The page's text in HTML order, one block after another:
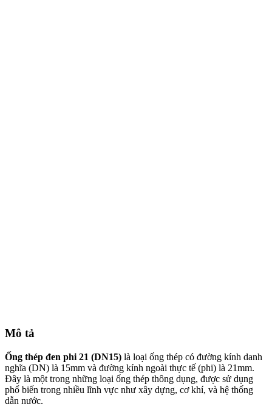
Mô tả
Ống thép đen phi 21 (DN15) là loại ống thép có đường kính danh
nghĩa (DN) là 15mm và đường kính ngoài thực tế (phi) là 21mm.
Đây là một trong những loại ống thép thông dụng, được sử dụng
phổ biến trong nhiều lĩnh vực như xây dựng, cơ khí, và hệ thống
dẫn nước.